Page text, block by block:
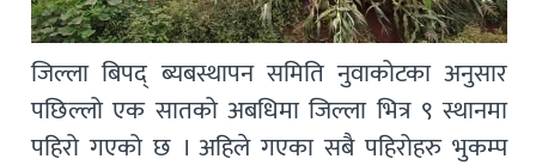
जिल्ला बिपद् ब्यबस्थापन समिति नुवाकोटका अनुसार
पछिल्लो एक सातको अबधिमा जिल्ला भित्र ९ स्थानमा
पहिरो गएको छ । अहिले गएका सबै पहिरोहरु भुकम्प